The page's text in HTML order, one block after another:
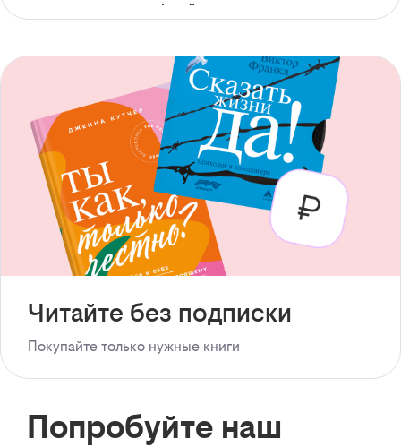
с доступом офлайн
Читайте без подписки
Покупайте только нужные книги
Попробуйте наш